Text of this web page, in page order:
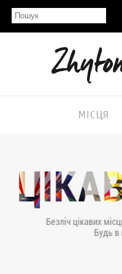
МІСЦЯ